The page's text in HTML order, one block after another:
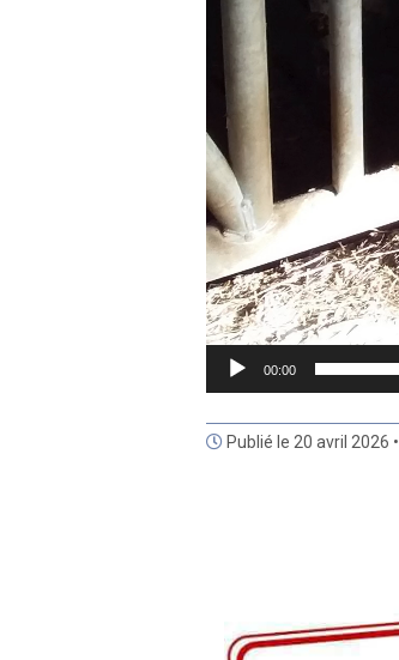
00:00
Publié le 20 avril 2026 •